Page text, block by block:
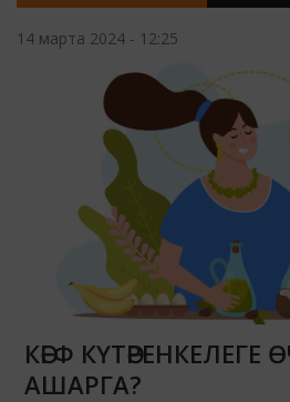
14 марта 2024 - 12:25
КӘЕФ КҮТӘРЕНКЕЛЕГЕ
АШАРГА?